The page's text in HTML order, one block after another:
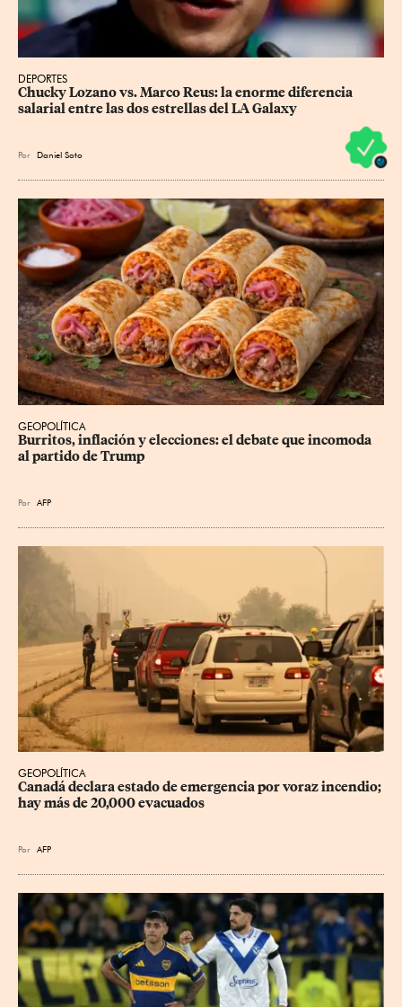
DEPORTES
Chucky Lozano vs. Marco Reus: la enorme diferencia
salarial entre las dos estrellas del LA Galaxy
Por Daniel Soto
GEOPOLÍTICA
Burritos, inflación y elecciones: el debate que incomoda
al partido de Trump
Por AFP
GEOPOLÍTICA
Canadá declara estado de emergencia por voraz incendio;
hay más de 20,000 evacuados
Por AFP